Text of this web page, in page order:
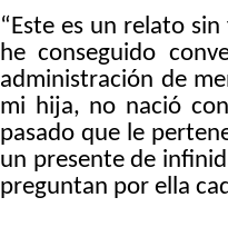
“Este es un relato
he conseguido
administración de
mi hija, no nació
pasado que le
un presente de
preguntan por ella